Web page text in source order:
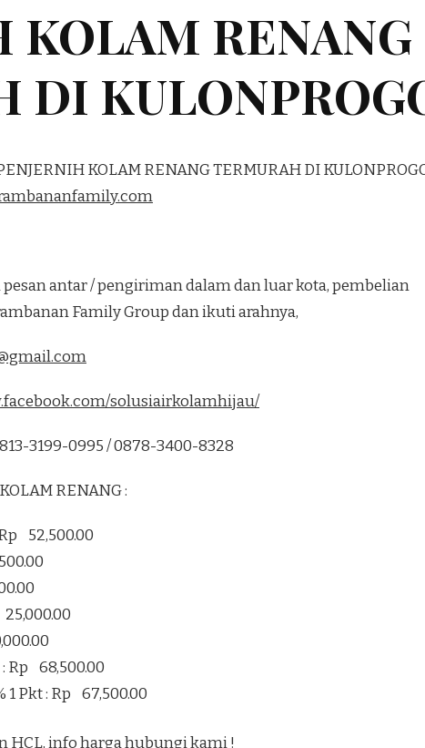
KOLAM RENANG
DI
KOLAM RENANG TERMURAH DI
antar / pengiriman dalam dan luar kota, pembelian
Family Group dan ikuti arahnya,
solusiairkolamhijau/
3199-0995 / 0878-3400-8328
RENANG :
52,500.00
Rp 68,500.00
1 Pkt : Rp 67,500.00
HCL, info harga hubungi kami !